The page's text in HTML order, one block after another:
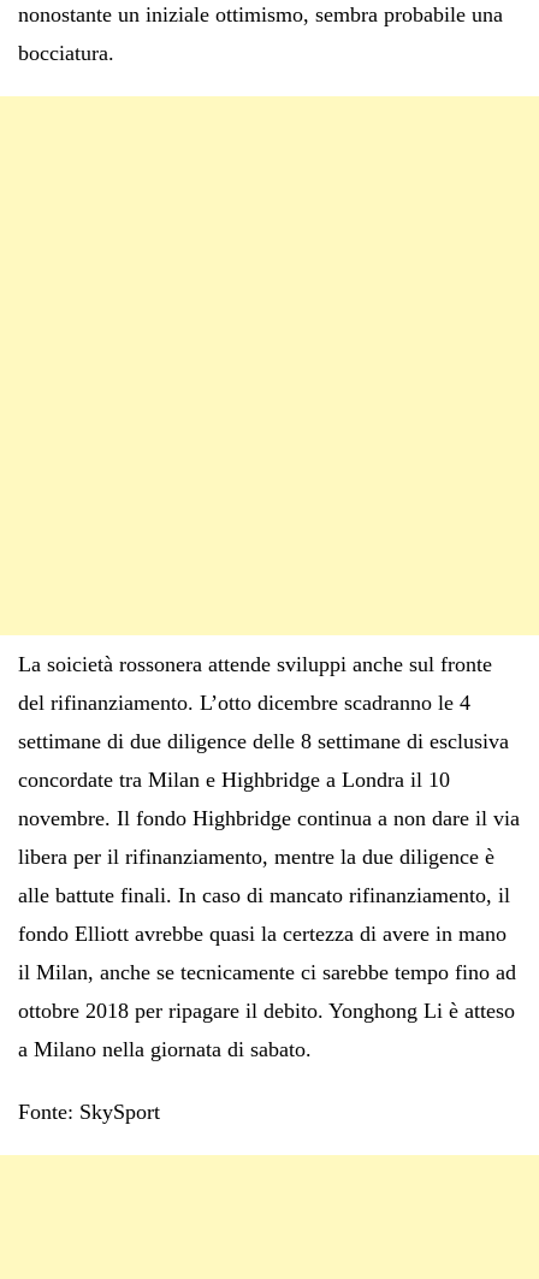
nonostante un iniziale ottimismo, sembra probabile una
bocciatura.
La soicietà rossonera attende sviluppi anche sul fronte
del rifinanziamento. L’otto dicembre scadranno le 4
settimane di due diligence delle 8 settimane di esclusiva
concordate tra Milan e Highbridge a Londra il 10
novembre. Il fondo Highbridge continua a non dare il via
libera per il rifinanziamento, mentre la due diligence è
alle battute finali. In caso di mancato rifinanziamento, il
fondo Elliott avrebbe quasi la certezza di avere in mano
il Milan, anche se tecnicamente ci sarebbe tempo fino ad
ottobre 2018 per ripagare il debito. Yonghong Li è atteso
a Milano nella giornata di sabato.
Fonte: SkySport